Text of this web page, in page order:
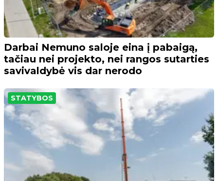
Darbai Nemuno saloje eina į pabaigą,
tačiau nei projekto, nei rangos sutarties
savivaldybė vis dar nerodo
STATYBOS